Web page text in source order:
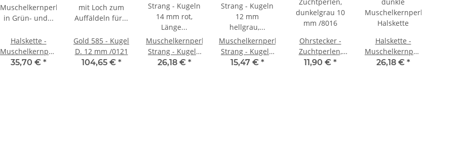
Halskette -
Muschelkernperlen
14 mm grünes
35,70 € *
Gold 585 - Kugel
D. 12 mm /0121
104,65 € *
Muschelkernperlen
Strang - Kugeln
14 mm rot,
26,18 € *
Muschelkernperlen
Strang - Kugeln
12 mm hellgrau,
15,47 € *
Ohrstecker -
Zuchtperlen,
dunkelgrau 10
11,90 € *
Halskette -
Muschelkernperlen
10 mm
26,18 € *